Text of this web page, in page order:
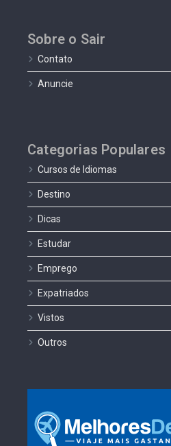
Sobre o Sair
Contato
Anuncie
Categorias Populares
Cursos de Idiomas
Destino
Dicas
Estudar
Emprego
Expatriados
Vistos
Outros